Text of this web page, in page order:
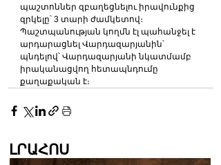
պաշտոններ զբաղեցնելու իրավունքից
զրկելը՝ 3 տարի ժամկետով։
Պաշտպանության կողմն էլ պահանջել է
արդարացնել Վարդազարյանին՝
պնդելով՝ Վարդազարյանի նկատմամբ
իրականացվող հետապնդումը
քաղաքական է։
ԼՐԱՀՈՍ